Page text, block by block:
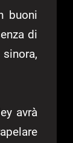
buoni
di
avrà